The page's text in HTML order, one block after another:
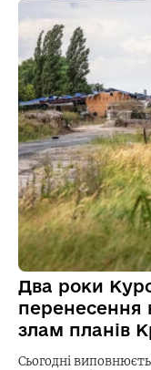
Два роки
перенесення
злам планів
Сьогодні